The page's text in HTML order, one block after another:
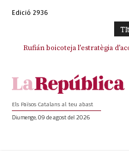
Edició 2936
Rufián boicoteja l’estratègia
Els Països Catalans al teu abast
Diumenge, 09 de agost del 2026